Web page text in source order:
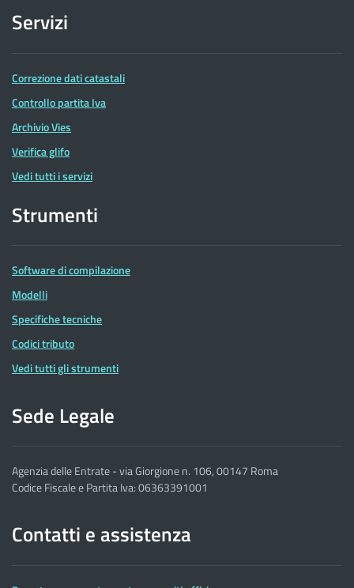
Servizi
Correzione dati catastali
Controllo partita Iva
Archivio Vies
Verifica glifo
Vedi tutti i servizi
Strumenti
Software di compilazione
Modelli
Specifiche tecniche
Codici tributo
Vedi tutti gli strumenti
Sede Legale
Agenzia delle Entrate - via Giorgione n. 106, 00147 Roma
Codice Fiscale e Partita Iva: 06363391001
Contatti e assistenza